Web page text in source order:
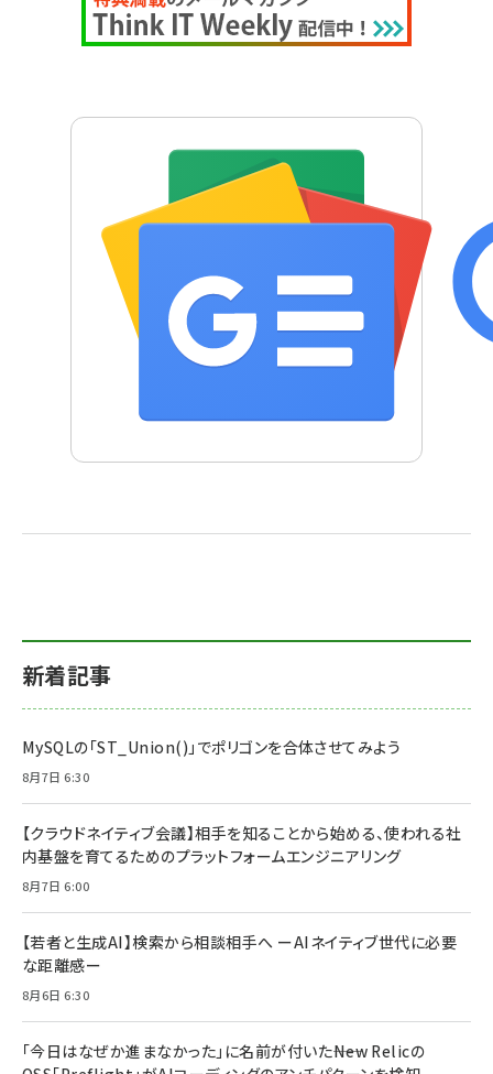
新着記事
MySQLの「ST_Union()」でポリゴンを合体させてみよう
8月7日 6:30
【クラウドネイティブ会議】相手を知ることから始める、使われる社
内基盤を育てるためのプラットフォームエンジニアリング
8月7日 6:00
【若者と生成AI】検索から相談相手へ ーAIネイティブ世代に必要
な距離感ー
8月6日 6:30
「今日はなぜか進まなかった」に名前が付いた――New Relicの